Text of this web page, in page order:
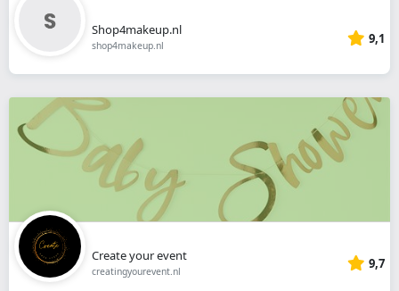
Shop4makeup.nl
shop4makeup.nl 9,1
Create your event
creatingyourevent.nl 9,7